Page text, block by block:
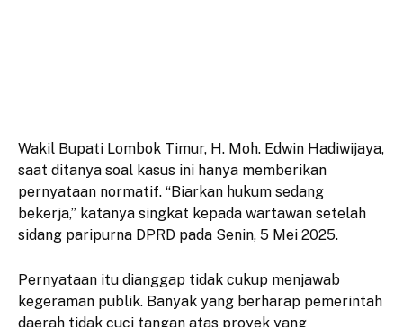
Wakil Bupati Lombok Timur, H. Moh. Edwin Hadiwijaya,
saat ditanya soal kasus ini hanya memberikan
pernyataan normatif. “Biarkan hukum sedang
bekerja,” katanya singkat kepada wartawan setelah
sidang paripurna DPRD pada Senin, 5 Mei 2025.
Pernyataan itu dianggap tidak cukup menjawab
kegeraman publik. Banyak yang berharap pemerintah
daerah tidak cuci tangan atas proyek yang